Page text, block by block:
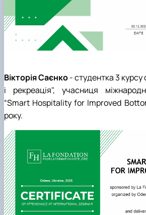
Вікторія Саєнко- студентка 3 курсу
і рекреація", учасниця
“Smart Hospitality for Improved
року.